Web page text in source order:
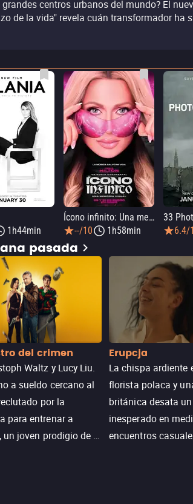
centros urbanos del mundo? El
de la vida" revela cuán transformador ha
1h44min
Ícono infinito: Una memoria visual
--/10
1h58min
6.4/
pasada
del crimen
Waltz y Lucy Liu.
a sueldo cercano al
por la
para entrenar a
un joven prodigio de la
Erupcja
La chispa ardiente
florista polaca y
británica desata
inesperado en
encuentros